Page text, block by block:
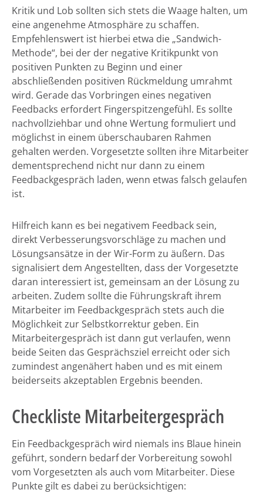
Kritik und Lob sollten sich stets die Waage halten, um
eine angenehme Atmosphäre zu schaffen.
Empfehlenswert ist hierbei etwa die „Sandwich-
Methode“, bei der der negative Kritikpunkt von
positiven Punkten zu Beginn und einer
abschließenden positiven Rückmeldung umrahmt
wird. Gerade das Vorbringen eines negativen
Feedbacks erfordert Fingerspitzengefühl. Es sollte
nachvollziehbar und ohne Wertung formuliert und
möglichst in einem überschaubaren Rahmen
gehalten werden. Vorgesetzte sollten ihre Mitarbeiter
dementsprechend nicht nur dann zu einem
Feedbackgespräch laden, wenn etwas falsch gelaufen
ist.
Hilfreich kann es bei negativem Feedback sein,
direkt Verbesserungsvorschläge zu machen und
Lösungsansätze in der Wir-Form zu äußern. Das
signalisiert dem Angestellten, dass der Vorgesetzte
daran interessiert ist, gemeinsam an der Lösung zu
arbeiten. Zudem sollte die Führungskraft ihrem
Mitarbeiter im Feedbackgespräch stets auch die
Möglichkeit zur Selbstkorrektur geben. Ein
Mitarbeitergespräch ist dann gut verlaufen, wenn
beide Seiten das Gesprächsziel erreicht oder sich
zumindest angenähert haben und es mit einem
beiderseits akzeptablen Ergebnis beenden.
Checkliste Mitarbeitergespräch
Ein Feedbackgespräch wird niemals ins Blaue hinein
geführt, sondern bedarf der Vorbereitung sowohl
vom Vorgesetzten als auch vom Mitarbeiter. Diese
Punkte gilt es dabei zu berücksichtigen: